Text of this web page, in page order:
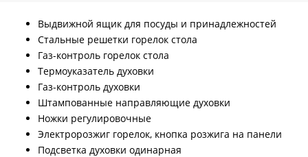
Выдвижной ящик для посуды и принадлежностей
Стальные решетки горелок стола
Газ-контроль горелок стола
Термоуказатель духовки
Газ-контроль духовки
Штампованные направляющие духовки
Ножки регулировочные
Электророзжиг горелок, кнопка розжига на панели
Подсветка духовки одинарная